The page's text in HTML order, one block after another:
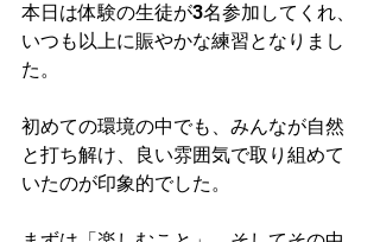
本日は体験の生徒が3名参加してくれ、
いつも以上に賑やかな練習となりまし
た。
初めての環境の中でも、みんなが自然
と打ち解け、良い雰囲気で取り組めて
いたのが印象的でした。